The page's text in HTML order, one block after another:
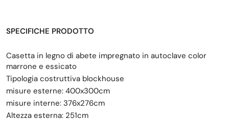
SPECIFICHE PRODOTTO
Casetta in legno di abete impregnato in autoclave color
marrone e essicato
Tipologia costruttiva blockhouse
misure esterne: 400x300cm
misure interne: 376x276cm
Altezza esterna: 251cm